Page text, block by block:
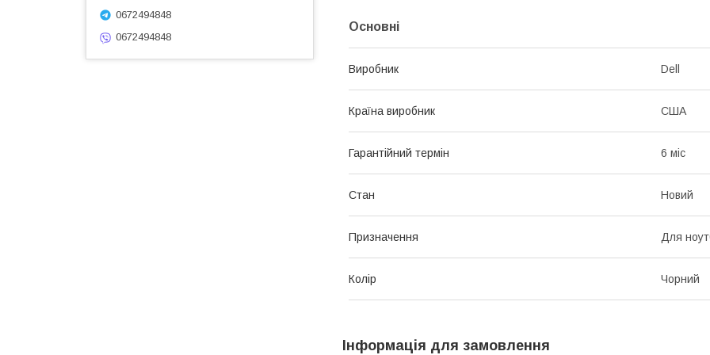
Основні
Виробник Dell
Країна виробник США
Гарантійний термін 6 міс
Стан Новий
Призначення Для
Колір Чорний
Інформація для замовлення
0672494848
0672494848